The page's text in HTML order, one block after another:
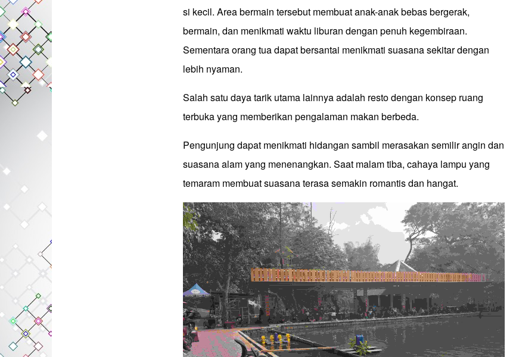
si kecil. Area bermain tersebut membuat anak-anak bebas bergerak,
bermain, dan menikmati waktu liburan dengan penuh kegembiraan.
Sementara orang tua dapat bersantai menikmati suasana sekitar dengan
lebih nyaman.
Salah satu daya tarik utama lainnya adalah resto dengan konsep ruang
terbuka yang memberikan pengalaman makan berbeda.
Pengunjung dapat menikmati hidangan sambil merasakan semilir angin dan
suasana alam yang menenangkan. Saat malam tiba, cahaya lampu yang
temaram membuat suasana terasa semakin romantis dan hangat.